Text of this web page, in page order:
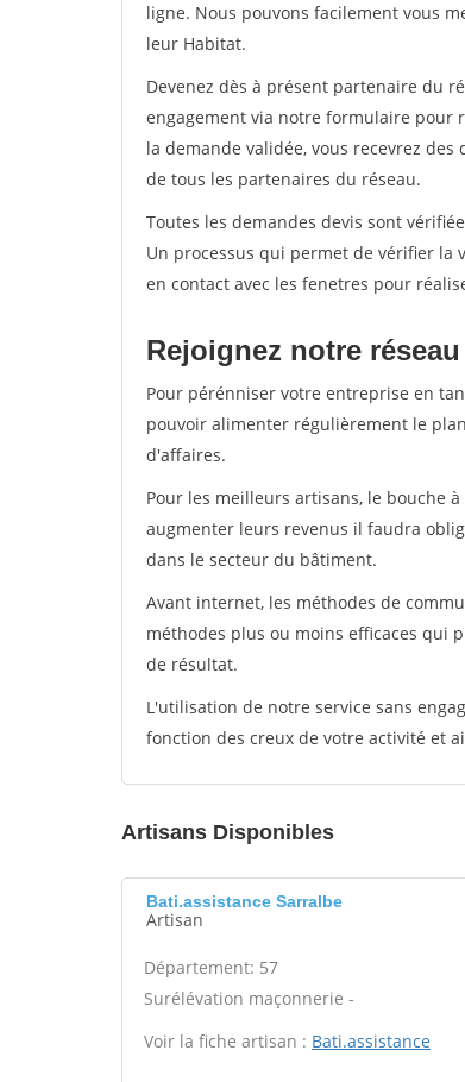
ligne. Nous pouvons facilement vous
leur Habitat.
Devenez dès à présent partenaire du
engagement via notre formulaire pour
la demande validée, vous recevrez
de tous les partenaires du réseau.
Toutes les demandes devis sont
Un processus qui permet de vérifier la
en contact avec les fenetres pour
Rejoignez notre
Pour pérénniser votre entreprise en
pouvoir alimenter régulièrement le
d'affaires.
Pour les meilleurs artisans, le bouche
augmenter leurs revenus il faudra
dans le secteur du bâtiment.
Avant internet, les méthodes de
méthodes plus ou moins efficaces qui
de résultat.
L'utilisation de notre service sans
fonction des creux de votre activité et
Artisans Disponibles
Bati.assistance Sarralbe
Artisan
Département: 57
Surélévation maçonnerie -
Voir la fiche artisan : Bati.assistance